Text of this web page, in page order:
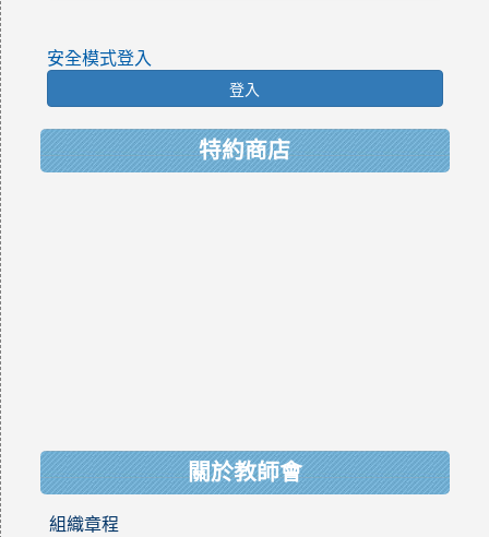
安全模式登入
登入
特約商店
關於教師會
組織章程